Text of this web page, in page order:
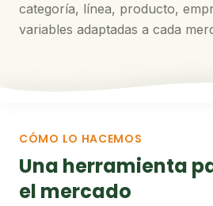
categoría, línea, producto,
variables adaptadas a cada
CÓMO LO HACEMOS
Una herramienta
el mercado